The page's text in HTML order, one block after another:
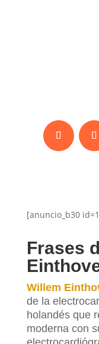
[anuncio_b30
Frases
Willem
de la
holandés que
moderna con